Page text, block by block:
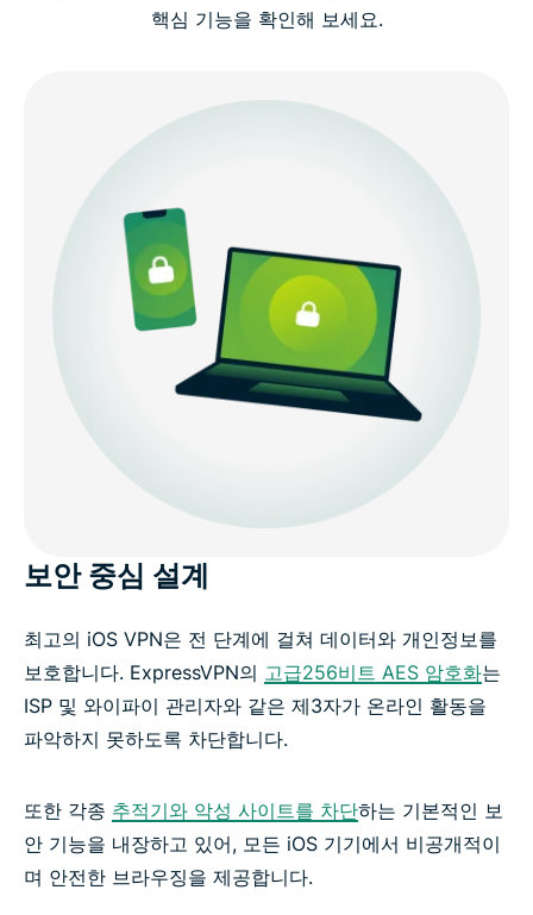
핵심 기능을 확인해 보세요.
보안 중심 설계
최고의 iOS VPN은 전 단계에 걸쳐 데이터와 개인정보를
보호합니다. ExpressVPN의 고급256비트 AES 암호화는
ISP 및 와이파이 관리자와 같은 제3자가 온라인 활동을
파악하지 못하도록 차단합니다.
또한 각종 추적기와 악성 사이트를 차단하는 기본적인 보
안 기능을 내장하고 있어, 모든 iOS 기기에서 비공개적이
며 안전한 브라우징을 제공합니다.